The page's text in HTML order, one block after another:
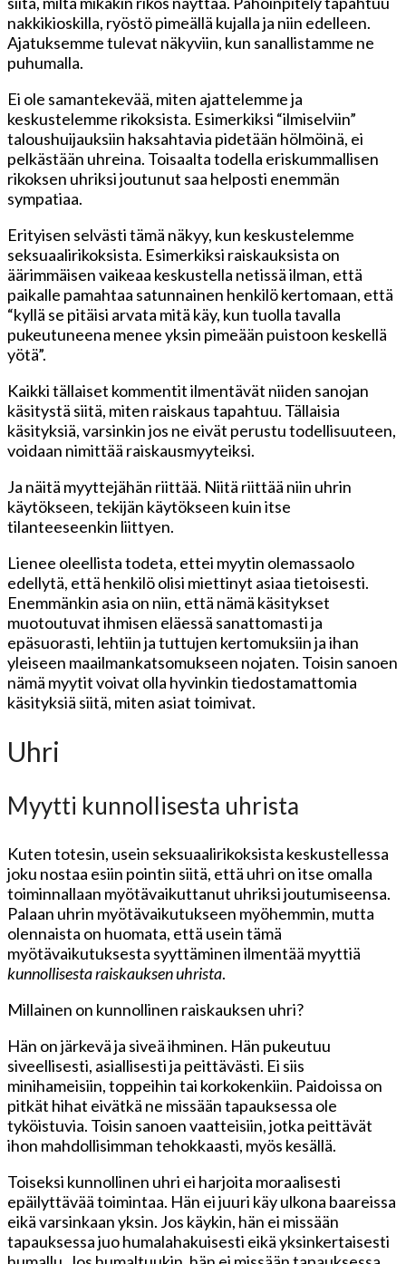
nakkikioskilla, ryöstö pimeällä kujalla ja niin edelleen.
Ajatuksemme tulevat näkyviin, kun sanallistamme ne
puhumalla.
Ei ole samantekevää, miten ajattelemme ja
keskustelemme rikoksista. Esimerkiksi “ilmiselviin”
taloushuijauksiin haksahtavia pidetään hölmöinä, ei
pelkästään uhreina. Toisaalta todella eriskummallisen
rikoksen uhriksi joutunut saa helposti enemmän
sympatiaa.
Erityisen selvästi tämä näkyy, kun keskustelemme
seksuaalirikoksista. Esimerkiksi raiskauksista on
äärimmäisen vaikeaa keskustella netissä ilman, että
paikalle pamahtaa satunnainen henkilö kertomaan, että
“kyllä se pitäisi arvata mitä käy, kun tuolla tavalla
pukeutuneena menee yksin pimeään puistoon keskellä
yötä”.
Kaikki tällaiset kommentit ilmentävät niiden sanojan
käsitystä siitä, miten raiskaus tapahtuu. Tällaisia
käsityksiä, varsinkin jos ne eivät perustu todellisuuteen,
voidaan nimittää raiskausmyyteiksi.
Ja näitä myyttejähän riittää. Niitä riittää niin uhrin
käytökseen, tekijän käytökseen kuin itse
tilanteeseenkin liittyen.
Lienee oleellista todeta, ettei myytin olemassaolo
edellytä, että henkilö olisi miettinyt asiaa tietoisesti.
Enemmänkin asia on niin, että nämä käsitykset
muotoutuvat ihmisen eläessä sanattomasti ja
epäsuorasti, lehtiin ja tuttujen kertomuksiin ja ihan
yleiseen maailmankatsomukseen nojaten. Toisin sanoen
nämä myytit voivat olla hyvinkin tiedostamattomia
käsityksiä siitä, miten asiat toimivat.
Uhri
Myytti kunnollisesta uhrista
Kuten totesin, usein seksuaalirikoksista keskustellessa
joku nostaa esiin pointin siitä, että uhri on itse omalla
toiminnallaan myötävaikuttanut uhriksi joutumiseensa.
Palaan uhrin myötävaikutukseen myöhemmin, mutta
olennaista on huomata, että usein tämä
myötävaikutuksesta syyttäminen ilmentää myyttiä
kunnollisesta raiskauksen uhrista.
Millainen on kunnollinen raiskauksen uhri?
Hän on järkevä ja siveä ihminen. Hän pukeutuu
siveellisesti, asiallisesti ja peittävästi. Ei siis
minihameisiin, toppeihin tai korkokenkiin. Paidoissa on
pitkät hihat eivätkä ne missään tapauksessa ole
tyköistuvia. Toisin sanoen vaatteisiin, jotka peittävät
ihon mahdollisimman tehokkaasti, myös kesällä.
Toiseksi kunnollinen uhri ei harjoita moraalisesti
epäilyttävää toimintaa. Hän ei juuri käy ulkona baareissa
eikä varsinkaan yksin. Jos käykin, hän ei missään
tapauksessa juo humalahakuisesti eikä yksinkertaisesti